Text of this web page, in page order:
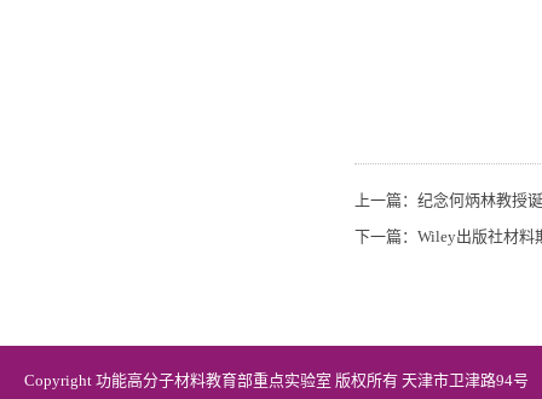
上一篇： 纪念何炳林教授
下一篇： Wiley出版社材料
Copyright 功能高分子材料教育部重点实验室 版权所有 天津市卫津路94号